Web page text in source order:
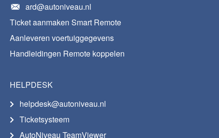
ard@autoniveau.nl
Ticket aanmaken Smart Remote
Aanleveren voertuiggegevens
Handleidingen Remote koppelen
HELPDESK
helpdesk@autoniveau.nl
Ticketsysteem
AutoNiveau TeamViewer